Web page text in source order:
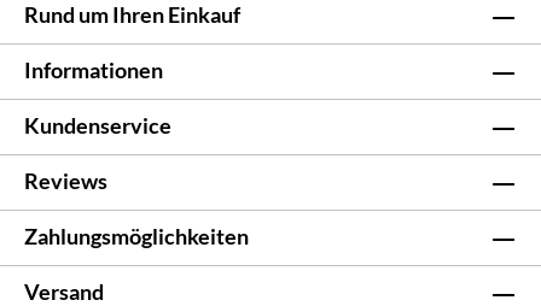
Rund um Ihren Einkauf
Informationen
Kundenservice
Reviews
Zahlungsmöglichkeiten
Versand